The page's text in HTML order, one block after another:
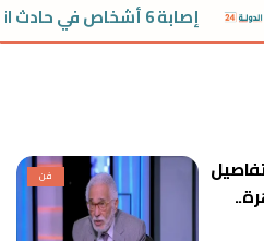
إصابة 6 أشخاص في حادث انقلاب ميكروباص بمدينة السلام
فن